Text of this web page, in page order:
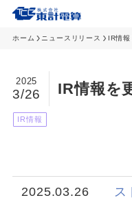
ホーム ニュースリリース IR情報
IR情報を
2025
3/26
IR情報
2025.03.26
ス